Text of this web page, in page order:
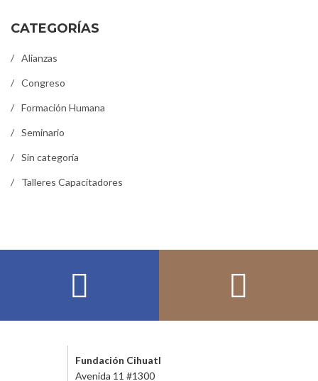
CATEGORÍAS
Alianzas
Congreso
Formación Humana
Seminario
Sin categoría
Talleres Capacitadores
Fundación Cihuatl
Avenida 11 #1300